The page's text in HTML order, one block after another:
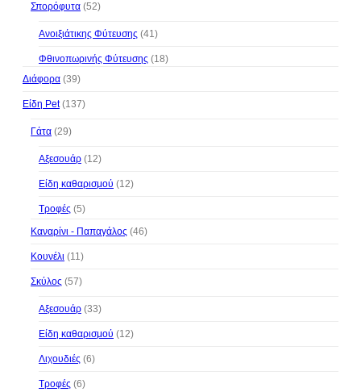
Σπορόφυτα (52)
Ανοιξιάτικης Φύτευσης (41)
Φθινοπωρινής Φύτευσης (18)
Διάφορα (39)
Είδη Pet (137)
Γάτα (29)
Αξεσουάρ (12)
Είδη καθαρισμού (12)
Τροφές (5)
Καναρίνι - Παπαγάλος (46)
Κουνέλι (11)
Σκύλος (57)
Αξεσουάρ (33)
Είδη καθαρισμού (12)
Λιχουδιές (6)
Τροφές (6)